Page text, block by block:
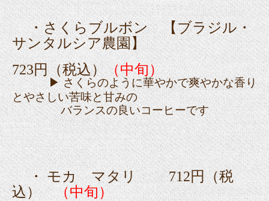
・さくらブルボン 【ブラジル・
サンタルシア農園】
723円（税込）（中旬）
▶ さくらのように華やかで爽やかな香り
とやさしい苦味と甘みの
バランスの良いコーヒーです
・ モカ マタリ712円（税
込） （中旬）